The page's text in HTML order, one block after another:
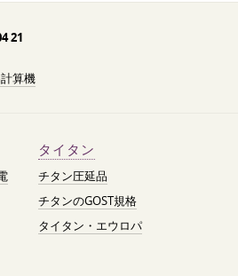
21
算機
タイタン
チタン圧延品
チタンのGOST規格
タイタン・エウロパ